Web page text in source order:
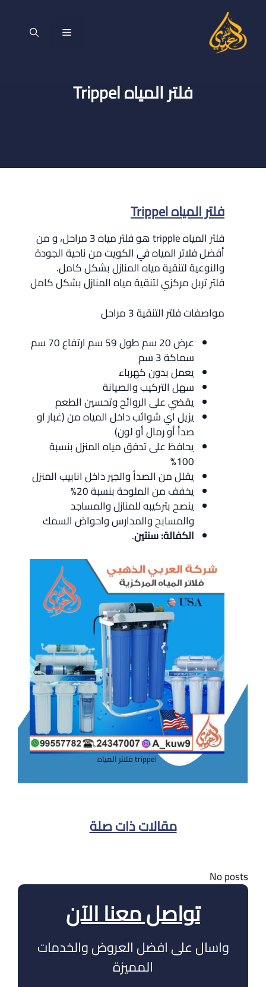
المحتوى القائمة
فلتر المياه Trippel
فلتر المياه Trippel
فلتر المياه tripple هو فلتر مياه 3 مراحل، و من
أفضل فلاتر المياه في الكويت من ناحية الجودة
والنوعية لتنقية مياه المنازل بشكل كامل.
فلتر تربل مركزي لتنقية مياه المنازل بشكل كامل
مواصفات فلتر التنقية 3 مراحل
عرض 20 سم طول 59 سم ارتفاع 70 سم
سماكة 3 سم
يعمل بدون كهرباء
سهل التركيب والصيانة
يقضي على الروائح وتحسين الطعم
يزيل اي شوائب داخل المياه من (غبار او
صدأ أو رمال أو لون)
يحافظ على تدفق مياه المنزل بنسبة
100%
يقلل من الصدأ والجير داخل انابيب المنزل
يخفف من الملوحة بنسبة 20%
ينصح بتركيبه للمنازل والمساجد
والمسابح والمدارس واحواض السمك
الكفالة: سنتين.
trippel فلاتر المياه
مقالات ذات صلة
No posts
تواصل معنا الآن
واسال على افضل العروض والخدمات
المميزة